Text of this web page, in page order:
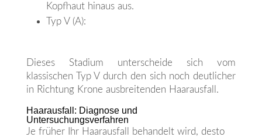
Kopfhaut hinaus aus.
Typ V (A):
Dieses Stadium unterscheide sich vom
klassischen Typ V durch den sich noch deutlicher
in Richtung Krone ausbreitenden Haarausfall.
Haarausfall: Diagnose und
Untersuchungsverfahren
Je früher Ihr Haarausfall behandelt wird, desto